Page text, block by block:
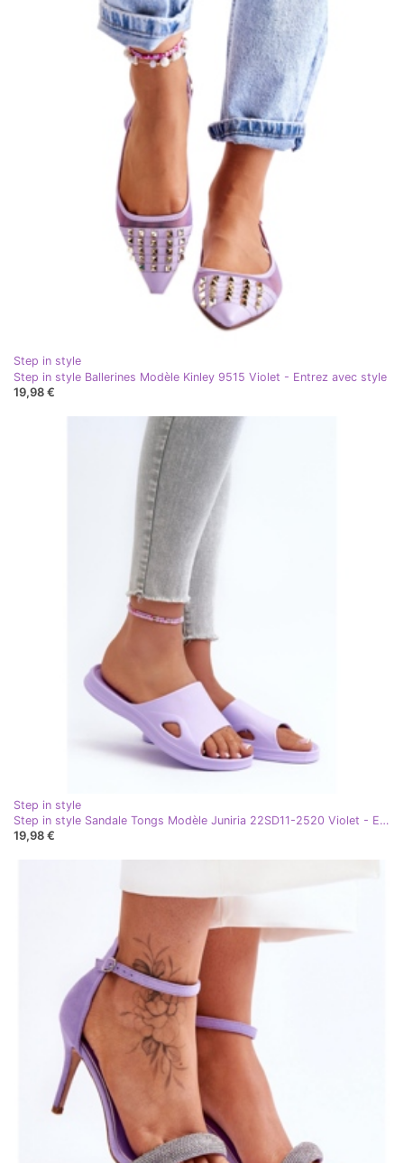
Step in style
Step in style Ballerines Modèle Kinley 9515 Violet - Entrez avec style
19,98 €
Step in style
Step in style Sandale Tongs Modèle Juniria 22SD11-2520 Violet - Entrez avec style
19,98 €